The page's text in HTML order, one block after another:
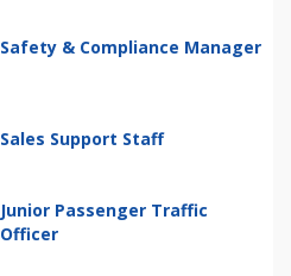
Safety & Compliance Manager
Sales Support Staff
Junior Passenger Traffic
Officer